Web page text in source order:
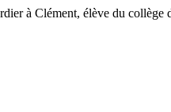
à Clément, élève du collège